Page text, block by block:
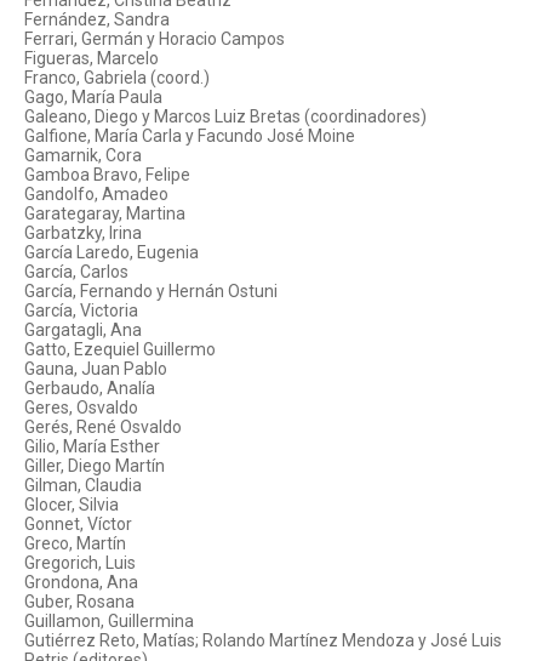
Fernández, Sandra
Ferrari, Germán y Horacio Campos
Figueras, Marcelo
Franco, Gabriela (coord.)
Gago, María Paula
Galeano, Diego y Marcos Luiz Bretas (coordinadores)
Galfione, María Carla y Facundo José Moine
Gamarnik, Cora
Gamboa Bravo, Felipe
Gandolfo, Amadeo
Garategaray, Martina
Garbatzky, Irina
García Laredo, Eugenia
García, Carlos
García, Fernando y Hernán Ostuni
García, Victoria
Gargatagli, Ana
Gatto, Ezequiel Guillermo
Gauna, Juan Pablo
Gerbaudo, Analía
Geres, Osvaldo
Gerés, René Osvaldo
Gilio, María Esther
Giller, Diego Martín
Gilman, Claudia
Glocer, Silvia
Gonnet, Víctor
Greco, Martín
Gregorich, Luis
Grondona, Ana
Guber, Rosana
Guillamon, Guillermina
Gutiérrez Reto, Matías; Rolando Martínez Mendoza y José Luis